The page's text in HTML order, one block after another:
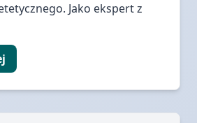
Jako ekspert z